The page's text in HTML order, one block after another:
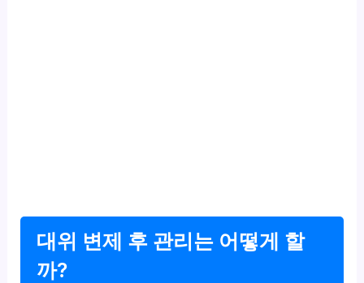
대위 변제 후 관리는 어떻게 할
까?